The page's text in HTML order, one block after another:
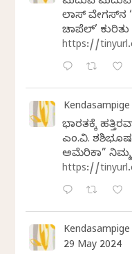
ಲಾಸ್‌ ವೇಗಸ್‌ನ
ಚಾಪೆಲ್’
https://
Kendasampige
ಭಾರತಕ್ಕೆ
ಎಂ.ವಿ.
ಅಮೆರಿಕಾ”
https://
Kendasampige
29 May 2024